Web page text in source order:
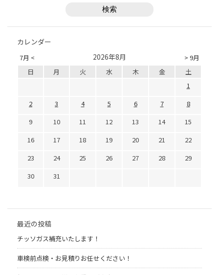
カレンダー
7月 < > 9月
2026年8月
日 月 火 水 木 金
土
1
2
3 4 5 6 7
8
9
10 11 12 13 14
15
16
17 18 19 20 21
22
23
24 25 26 27 28
29
30
31
最近の投稿
チッソガス補充いたします！
車検前点検・お見積りお任せください！